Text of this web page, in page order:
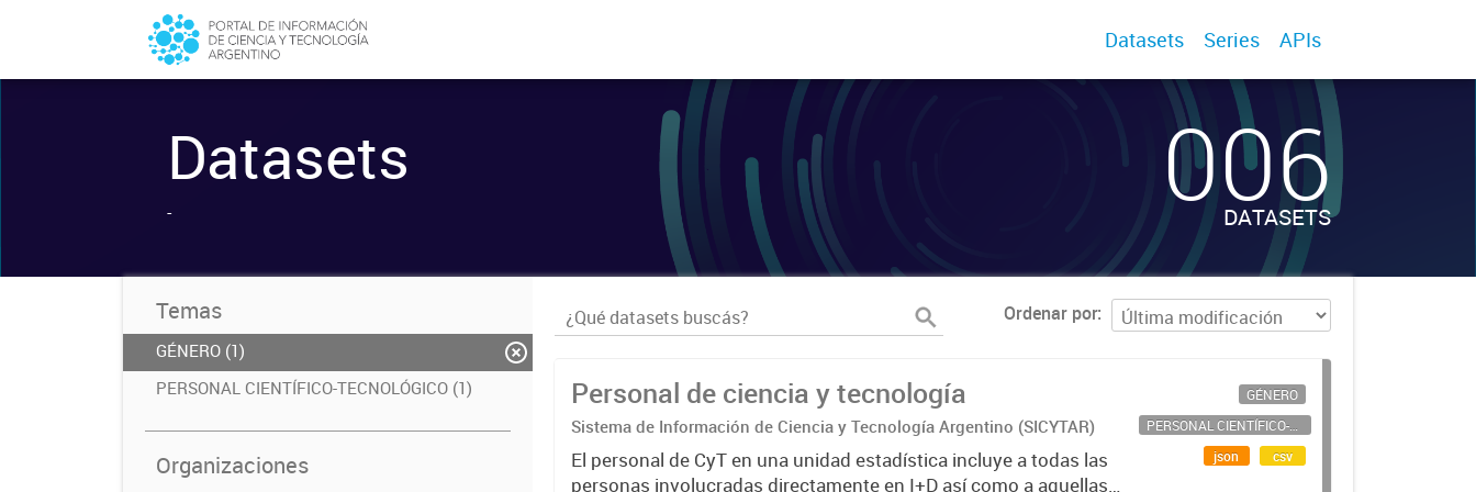
Datasets Series APIs
Datasets
- 006
DATASETS
Temas
GÉNERO (1)
PERSONAL CIENTÍFICO-TECNOLÓGICO (1)
Organizaciones
Ordenar por
Personal de ciencia y tecnología
Sistema de Información de Ciencia y Tecnología Argentino (SICYTAR)
El personal de CyT en una unidad estadística incluye a todas las
personas involucradas directamente en I+D así como a aquellas
GÉNERO
PERSONAL CIENTÍFICO-TECNOLÓGICO
json
csv